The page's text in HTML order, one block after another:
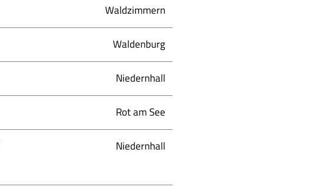
Waldzimmern
Waldenburg
Niedernhall
Rot am See
Niedernhall